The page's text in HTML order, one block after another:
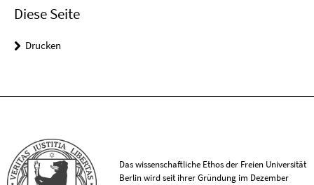
Diese Seite
Drucken
Das wissenschaftliche Ethos der Freien Universität
Berlin wird seit ihrer Gründung im Dezember